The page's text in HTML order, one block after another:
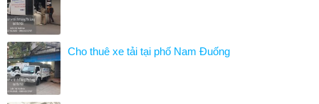
Cho thuê xe tải tại phố Nam Đuống